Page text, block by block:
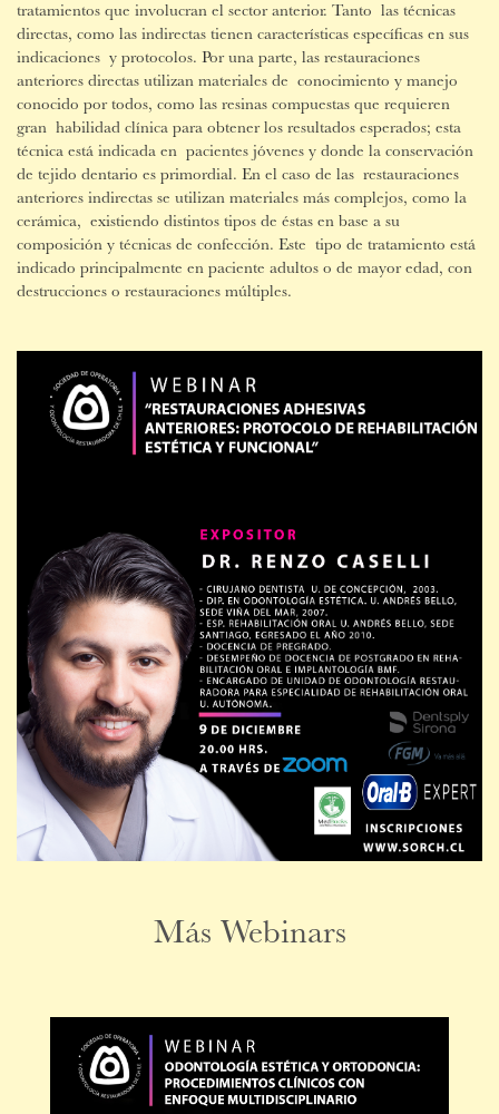
tratamientos que involucran el sector anterior. Tanto las técnicas
directas, como las indirectas tienen características específicas en sus
indicaciones y protocolos. Por una parte, las restauraciones
anteriores directas utilizan materiales de conocimiento y manejo
conocido por todos, como las resinas compuestas que requieren
gran habilidad clínica para obtener los resultados esperados; esta
técnica está indicada en pacientes jóvenes y donde la conservación
de tejido dentario es primordial. En el caso de las restauraciones
anteriores indirectas se utilizan materiales más complejos, como la
cerámica, existiendo distintos tipos de éstas en base a su
composición y técnicas de confección. Este tipo de tratamiento está
indicado principalmente en paciente adultos o de mayor edad, con
destrucciones o restauraciones múltiples.
Más Webinars